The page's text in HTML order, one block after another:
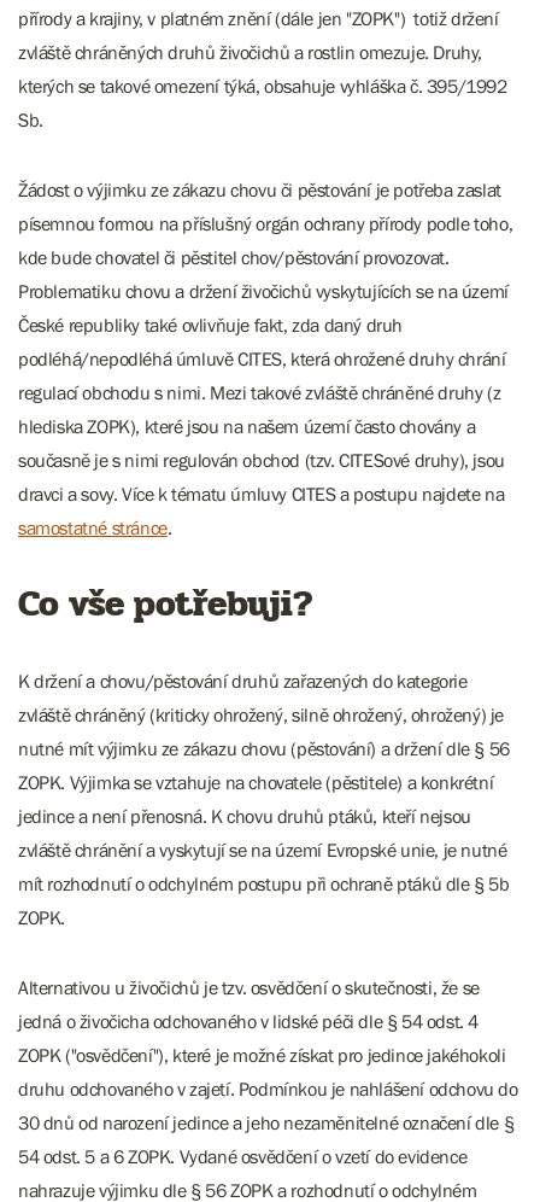
přírody a krajiny, v platném znění (dále jen "ZOPK") totiž držení
zvláště chráněných druhů živočichů a rostlin omezuje. Druhy,
kterých se takové omezení týká, obsahuje vyhláška č. 395/1992
Sb.
Žádost o výjimku ze zákazu chovu či pěstování je potřeba zaslat
písemnou formou na příslušný orgán ochrany přírody podle toho,
kde bude chovatel či pěstitel chov/pěstování provozovat.
Problematiku chovu a držení živočichů vyskytujících se na území
České republiky také ovlivňuje fakt, zda daný druh
podléhá/nepodléhá úmluvě CITES, která ohrožené druhy chrání
regulací obchodu s nimi. Mezi takové zvláště chráněné druhy (z
hlediska ZOPK), které jsou na našem území často chovány a
současně je s nimi regulován obchod (tzv. CITESové druhy), jsou
dravci a sovy. Více k tématu úmluvy CITES a postupu najdete na
samostatné stránce.
Co vše potřebuji?
K držení a chovu/pěstování druhů zařazených do kategorie
zvláště chráněný (kriticky ohrožený, silně ohrožený, ohrožený) je
nutné mít výjimku ze zákazu chovu (pěstování) a držení dle § 56
ZOPK. Výjimka se vztahuje na chovatele (pěstitele) a konkrétní
jedince a není přenosná. K chovu druhů ptáků, kteří nejsou
zvláště chránění a vyskytují se na území Evropské unie, je nutné
mít rozhodnutí o odchylném postupu při ochraně ptáků dle § 5b
ZOPK.
Alternativou u živočichů je tzv. osvědčení o skutečnosti, že se
jedná o živočicha odchovaného v lidské péči dle § 54 odst. 4
ZOPK ("osvědčení"), které je možné získat pro jedince jakéhokoli
druhu odchovaného v zajetí. Podmínkou je nahlášení odchovu do
30 dnů od narození jedince a jeho nezaměnitelné označení dle §
54 odst. 5 a 6 ZOPK. Vydané osvědčení o vzetí do evidence
nahrazuje výjimku dle § 56 ZOPK a rozhodnutí o odchylném